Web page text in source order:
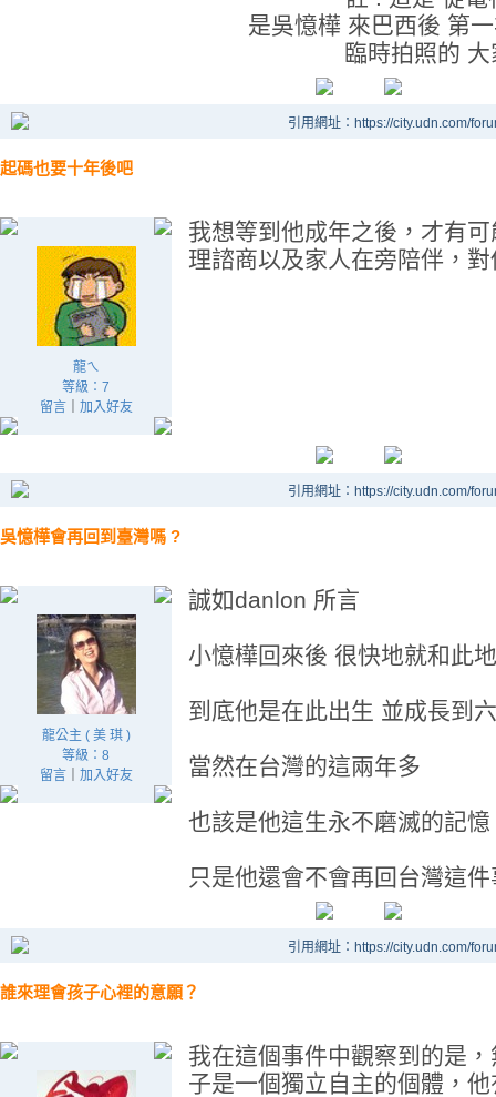
是吳憶樺 來巴西後 第
臨時拍照的
引用網址：https://city.udn.com/
起碼也要十年後吧
龍ㄟ
等級：7
留言｜ 加入好友
我想等到他成年之後，才有
理諮商以及家人在旁陪伴，
引用網址：https://city.udn.com/
吳憶樺會再回到臺灣嗎 ?
龍公主 ( 美 琪 )
等級：8
留言｜ 加入好友
誠如danlon 所言
小憶樺回來後 很快地就和此
到底他是在此出生 並成長到
當然在台灣的這兩年多
也該是他這生永不磨滅的記憶
只是他還會不會再回台灣這
引用網址：https://city.udn.com/
誰來理會孩子心裡的意願？
我在這個事件中觀察到的是
子是一個獨立自主的個體，